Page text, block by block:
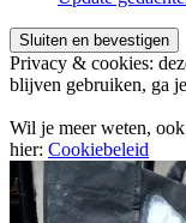
Privacy & cookies:
blijven gebruiken, ga
Wil je meer weten,
hier: Cookiebeleid